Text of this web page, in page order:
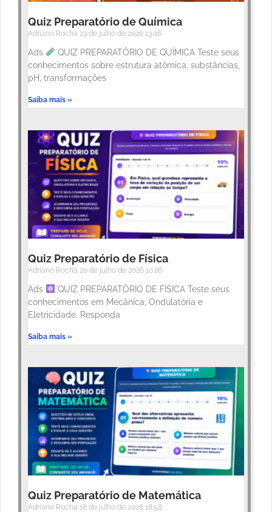
Quiz Preparatório de Química
Adriano Rocha 23 de julho de 2026 13:06
Ads
QUIZ PREPARATÓRIO DE QUÍMICA Teste seus
conhecimentos sobre estrutura atômica, substâncias,
pH, transformações
Saiba mais »
Quiz Preparatório de Física
Adriano Rocha 20 de julho de 2026 10:26
Ads
QUIZ PREPARATÓRIO DE FÍSICA Teste seus
conhecimentos em Mecânica, Ondulatória e
Eletricidade. Responda
Saiba mais »
Quiz Preparatório de Matemática
Adriano Rocha 18 de julho de 2026 18:58